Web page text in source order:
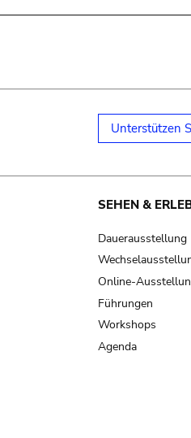
Unterstützen
SEHEN &
Dauerausstellung
Online-
Führungen
Workshops
Agenda